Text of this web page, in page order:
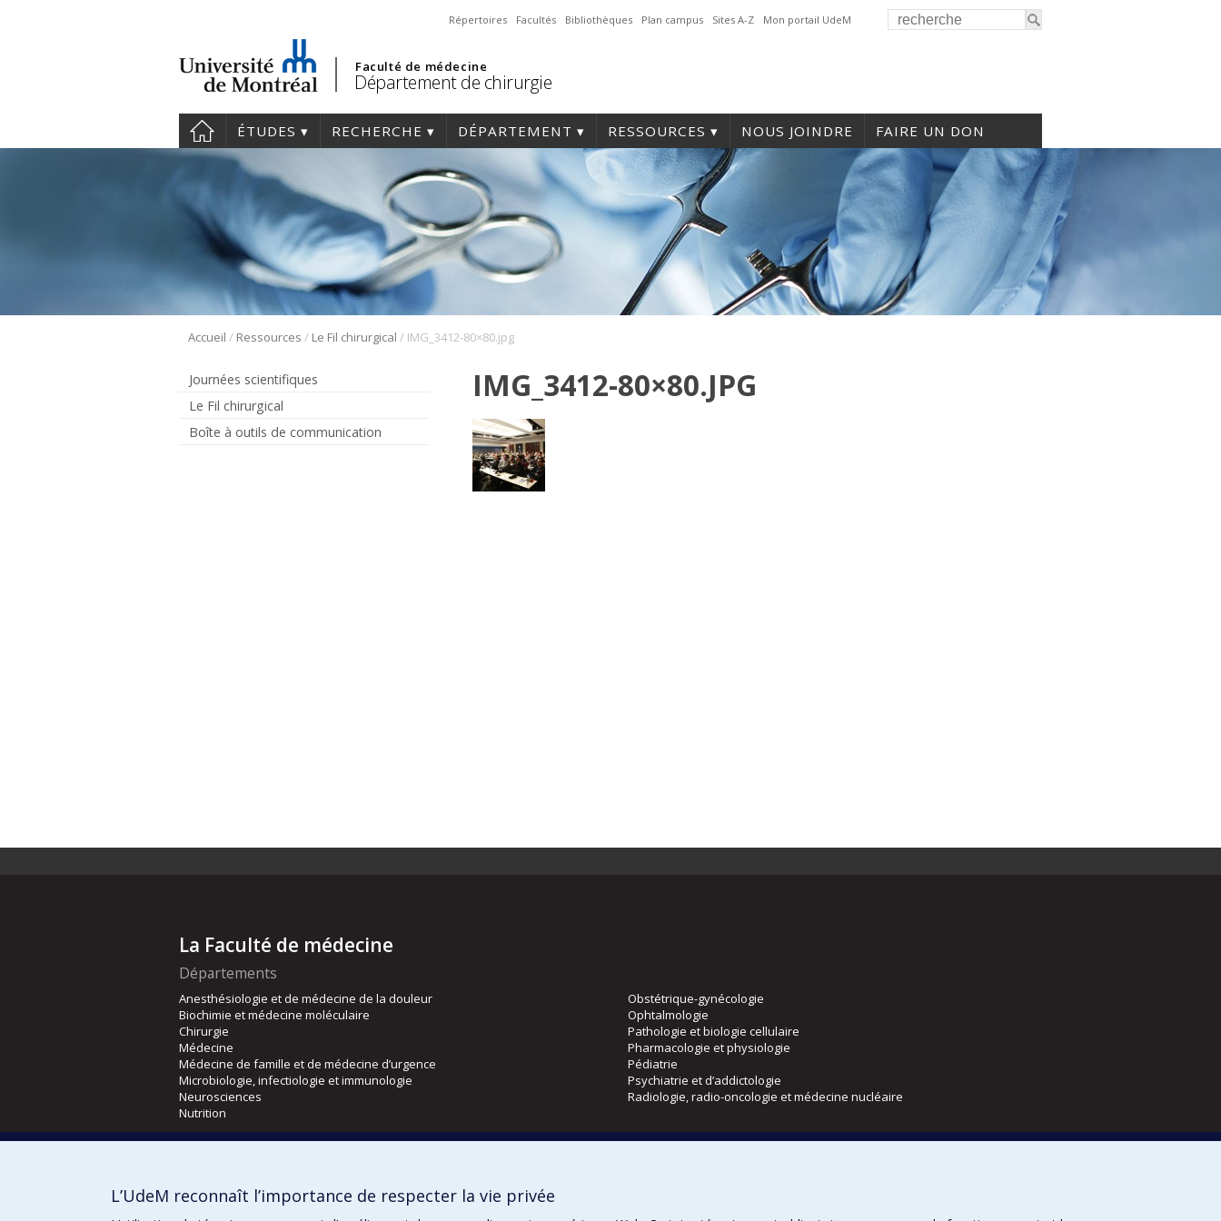
Répertoires Facultés Bibliothèques Plan campus Sites A-Z Mon portail UdeM
Faculté de médecine
Département de chirurgie
ÉTUDES RECHERCHE DÉPARTEMENT RESSOURCES NOUS JOINDRE FAIRE UN DON
Accueil / Ressources / Le Fil chirurgical / IMG_3412-80×80.jpg
Journées scientifiques
Le Fil chirurgical
Boîte à outils de communication
IMG_3412-80×80.JPG
La Faculté de médecine
Départements
Anesthésiologie et de médecine de la douleur
Biochimie et médecine moléculaire
Chirurgie
Médecine
Médecine de famille et de médecine d’urgence
Microbiologie, infectiologie et immunologie
Neurosciences
Nutrition
Obstétrique-gynécologie
Ophtalmologie
Pathologie et biologie cellulaire
Pharmacologie et physiologie
Pédiatrie
Psychiatrie et d’addictologie
Radiologie, radio-oncologie et médecine nucléaire
Orthophonie et audiologie
L’UdeM reconnaît l’importance de respecter la vie privée